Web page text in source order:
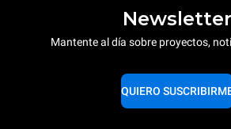
Newsletter
Mantente al día sobre proyectos,
QUIERO